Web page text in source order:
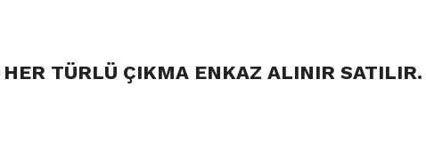
HER TÜRLÜ ÇIKMA ENKAZ ALINIR SATILIR.